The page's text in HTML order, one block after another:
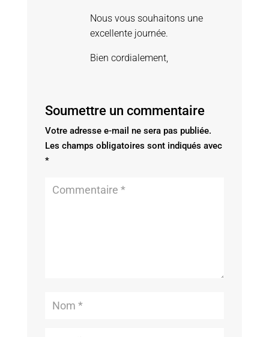
Nous vous souhaitons une
excellente journée.
Bien cordialement,
Soumettre un commentaire
Votre adresse e-mail ne sera pas publiée.
Les champs obligatoires sont indiqués avec
*